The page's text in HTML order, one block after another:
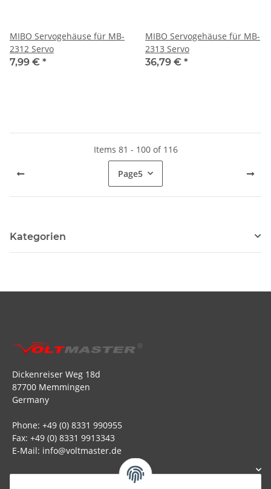
MIBO Servogehäuse für MB-
2312 Servo
7,99 € *
MIBO Servogehäuse für MB-
2313 Servo
36,79 € *
Items 81 - 100 of 116
Page5
Kategorien
Dickenreiser Weg 18d
87700 Memmingen
Germany
Phone: +49 (0) 8331 990955
Fax: +49 (0) 8331 9913343
E-Mail: info@voltmaster.de